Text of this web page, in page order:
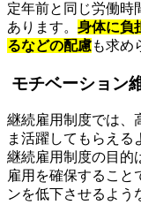
定年前と同じ労働時
あります。 身体に負
るなどの配慮も求め
モチベーション
継続雇用制度では、
ま活躍してもらえる
継続雇用制度の目的
雇用を確保すること
ンを低下させるよう